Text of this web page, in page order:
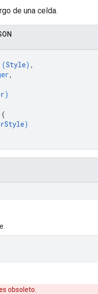
de una celda.
(Style) ,
,
)
{
)
obsoleto.